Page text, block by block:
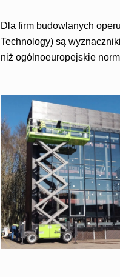
Dla firm budowlanych
Technology) są
niż ogólnoeuropejskie